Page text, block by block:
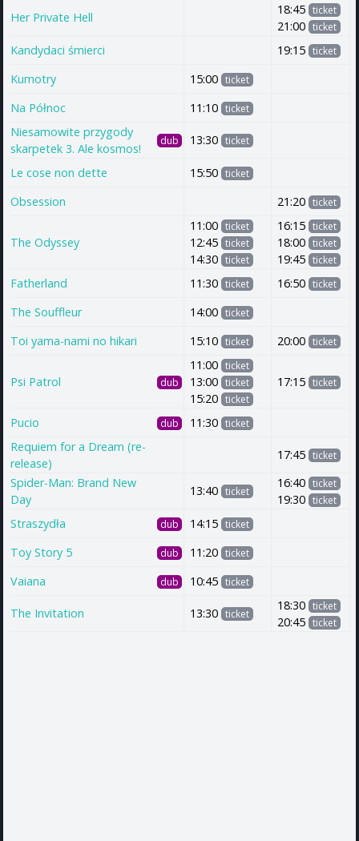
Her Private Hell
18:45 ticket
21:00 ticket
Kandydaci śmierci 19:15 ticket
Kumotry 15:00 ticket
Na Północ 11:10 ticket
Niesamowite przygody
skarpetek 3. Ale kosmos!
dub 13:30 ticket
Le cose non dette 15:50 ticket
Obsession 21:20 ticket
The Odyssey
11:00 ticket
12:45 ticket
14:30 ticket
16:15 ticket
18:00 ticket
19:45 ticket
Fatherland 11:30 ticket 16:50 ticket
The Souffleur 14:00 ticket
Toi yama-nami no hikari 15:10 ticket 20:00 ticket
Psi Patrol dub
11:00 ticket
13:00 ticket
15:20 ticket
17:15 ticket
Pucio dub 11:30 ticket
Requiem for a Dream (re-
release)
17:45 ticket
Spider-Man: Brand New
Day
13:40 ticket
16:40 ticket
19:30 ticket
Straszydła dub 14:15 ticket
Toy Story 5 dub 11:20 ticket
Vaiana dub 10:45 ticket
The Invitation 13:30 ticket
18:30 ticket
20:45 ticket